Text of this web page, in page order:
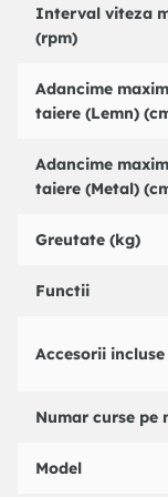
dB(A)
Nivelul
Nivel vibratii:
Interval viteza
(rpm)
Adancime
taiere (Lemn)
Adancime
taiere (Metal)
Greutate (kg)
Functii
Accesorii incluse
Numar curse pe
Model